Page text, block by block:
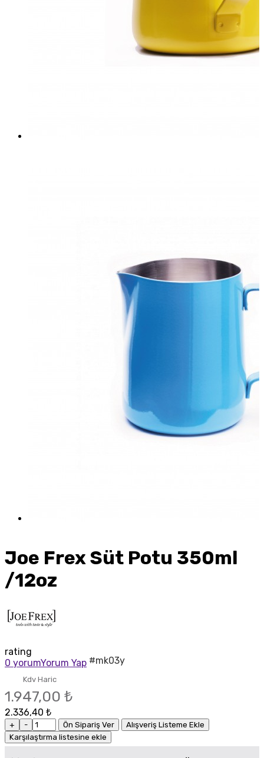
Joe Frex Süt Potu 350ml
/12oz
rating
0 yorumYorum Yap #mk03y
Kdv Haric
1.947,00 ₺
2.336,40 ₺
+ - Ön Sipariş Ver
Alışveriş Listeme Ekle
Karşılaştırma listesine ekle